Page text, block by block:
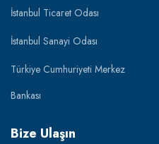
İstanbul Ticaret Odası
İstanbul Sanayi Odası
Türkiye Cumhuriyeti Merkez
Bankası
Bize Ulaşın